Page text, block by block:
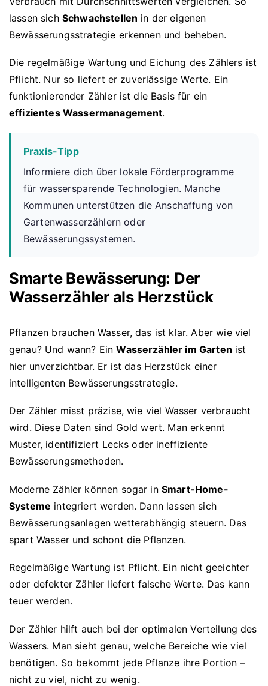
lassen sich Schwachstellen in der eigenen
Bewässerungsstrategie erkennen und beheben.
Die regelmäßige Wartung und Eichung des Zählers ist
Pflicht. Nur so liefert er zuverlässige Werte. Ein
funktionierender Zähler ist die Basis für ein
effizientes Wassermanagement.
Praxis-Tipp
Informiere dich über lokale Förderprogramme
für wassersparende Technologien. Manche
Kommunen unterstützen die Anschaffung von
Gartenwasserzählern oder
Bewässerungssystemen.
Smarte Bewässerung: Der
Wasserzähler als Herzstück
Pflanzen brauchen Wasser, das ist klar. Aber wie viel
genau? Und wann? EinWasserzähler im Garten ist
hier unverzichtbar. Er ist das Herzstück einer
intelligenten Bewässerungsstrategie.
Der Zähler misst präzise, wie viel Wasser verbraucht
wird. Diese Daten sind Gold wert. Man erkennt
Muster, identifiziert Lecks oder ineffiziente
Bewässerungsmethoden.
Moderne Zähler können sogar in Smart-Home-
Systeme integriert werden. Dann lassen sich
Bewässerungsanlagen wetterabhängig steuern. Das
spart Wasser und schont die Pflanzen.
Regelmäßige Wartung ist Pflicht. Ein nicht geeichter
oder defekter Zähler liefert falsche Werte. Das kann
teuer werden.
Der Zähler hilft auch bei der optimalen Verteilung des
Wassers. Man sieht genau, welche Bereiche wie viel
benötigen. So bekommt jede Pflanze ihre Portion –
nicht zu viel, nicht zu wenig.